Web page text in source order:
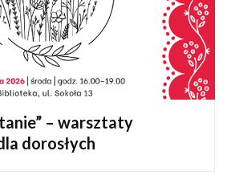
– warsztaty
dorosłych